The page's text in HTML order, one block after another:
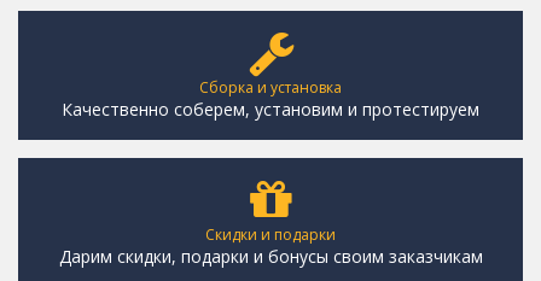
Сборка и установка
Качественно соберем, установим и протестируем
Скидки и подарки
Дарим скидки, подарки и бонусы своим заказчикам